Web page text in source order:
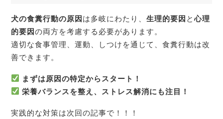
犬の食糞行動の原因 は多岐にわたり、生理的要因 と心理
的要因の両方を考慮する必要があります。
適切な食事管理、運動、しつけを通じて、食糞行動は改
善できます。
まずは原因の特定からスタート！
栄養バランスを整え、ストレス解消にも注目！
実践的な対策は次回の記事で！！！